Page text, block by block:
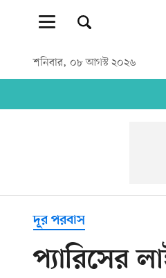
শনিবার, ০৮ আগস্ট ২০২৬
দূর পরবাস
প্যারিসের